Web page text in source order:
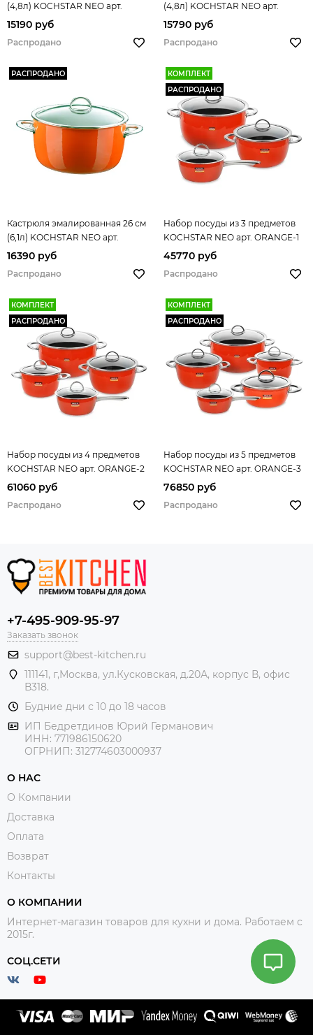
(4,8л) KOCHSTAR NEO арт.
32608722
15190 руб
Распродано
(4,8л) KOCHSTAR NEO арт.
33608722
15790 руб
Распродано
РАСПРОДАНО
Кастрюля эмалированная 26 см
(6,1л) KOCHSTAR NEO арт.
33608726
16390 руб
Распродано
КОМПЛЕКТ
РАСПРОДАНО
Набор посуды из 3 предметов
KOCHSTAR NEO арт. ORANGE-1
45770 руб
Распродано
КОМПЛЕКТ
РАСПРОДАНО
Набор посуды из 4 предметов
KOCHSTAR NEO арт. ORANGE-2
61060 руб
Распродано
КОМПЛЕКТ
РАСПРОДАНО
Набор посуды из 5 предметов
KOCHSTAR NEO арт. ORANGE-3
76850 руб
Распродано
+7-495-909-95-97
Заказать звонок
support@best-kitchen.ru
111141, г,Москва, ул.Кусковская, д.20А, корпус В, офис
В318.
Будние дни с 10 до 18 часов
ИП Бедретдинов Юрий Германович
ИНН: 771986150620
ОГРНИП: 312774603000937
О НАС
О Компании
Доставка
Оплата
Возврат
Контакты
О КОМПАНИИ
Интернет-магазин товаров для кухни и дома. Работаем с
2015г.
СОЦ.СЕТИ